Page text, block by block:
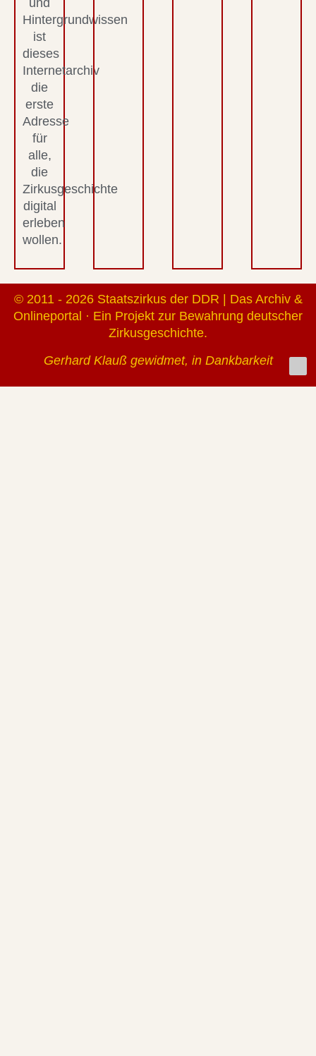
Hintergrundwissen
ist
dieses
Internetarchiv
die
erste
Adresse
für
alle,
die
Zirkusgeschichte
digital
erleben
wollen.
© 2011 - 2026 Staatszirkus der DDR | Das Archiv &
Onlineportal · Ein Projekt zur Bewahrung deutscher
Zirkusgeschichte.
Gerhard Klauß gewidmet, in Dankbarkeit